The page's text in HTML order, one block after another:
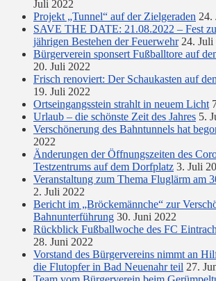
Juli 2022
Projekt „Tunnel“ auf der Zielgeraden 24.
SAVE THE DATE: 21.08.2022 – Fest
jährigen Bestehen der Feuerwehr 24. Juli
Bürgerverein sponsert Fußballtore auf
20. Juli 2022
Frisch renoviert: Der Schaukasten auf
19. Juli 2022
Ortseingangsstein strahlt in neuem Licht
Urlaub – die schönste Zeit des Jahres 5.
Verschönerung des Bahntunnels hat
2022
Änderungen der Öffnungszeiten des
Testzentrums auf dem Dorfplatz 3. Juli
Veranstaltung zum Thema Fluglärm am
2. Juli 2022
Bericht im „Bröckemännche“ zur
Bahnunterführung 30. Juni 2022
Rückblick Fußballwoche des FC
28. Juni 2022
Vorstand des Bürgervereins nimmt an
die Flutopfer in Bad Neuenahr teil 27.